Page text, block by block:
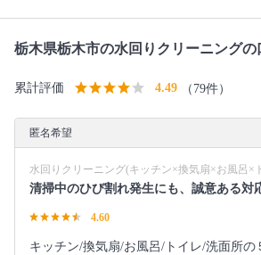
栃木県栃木市の水回りクリーニングの
累計評価 4.49 （79件）
匿名希望
水回りクリーニング(キッチン×換気扇×お風呂×
清掃中のひび割れ発生にも、誠意ある対
4.60
キッチン/換気扇/お風呂/トイレ/洗面所の